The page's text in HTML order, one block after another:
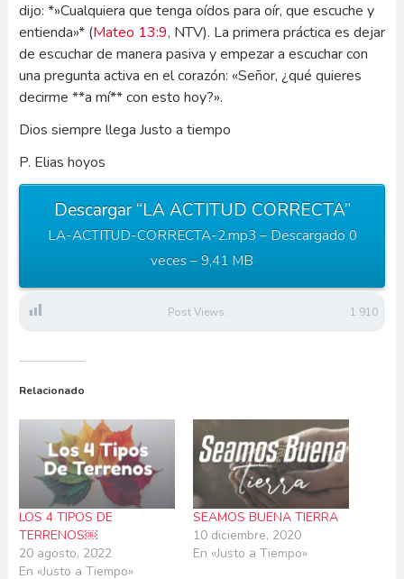
dijo: *»Cualquiera que tenga oídos para oír, que escuche y
entienda»* (Mateo 13:9, NTV). La primera práctica es dejar
de escuchar de manera pasiva y empezar a escuchar con
una pregunta activa en el corazón: «Señor, ¿qué quieres
decirme **a mí** con esto hoy?».
Dios siempre llega Justo a tiempo
P. Elias hoyos
Descargar “LA ACTITUD CORRECTA”
LA-ACTITUD-CORRECTA-2.mp3 – Descargado 0
veces – 9,41 MB
Post Views: 1.910
Relacionado
LOS 4 TIPOS DE
TERRENOS￼
20 agosto, 2022
En «Justo a Tiempo»
SEAMOS BUENA TIERRA
10 diciembre, 2020
En «Justo a Tiempo»